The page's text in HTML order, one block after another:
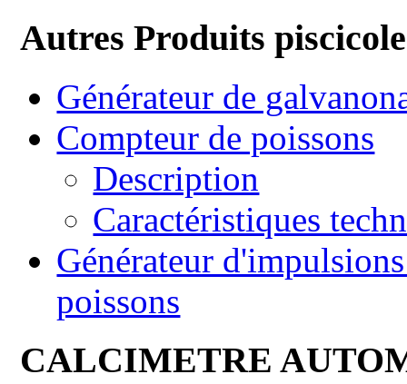
Autres Produits
Générateur de
Compteur de poissons
Description
Caractéristiques
Générateur
poissons
CALCIMETRE